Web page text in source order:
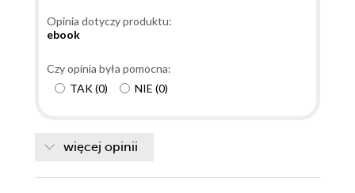
tę lekturę. Autor podawał fakty z życia niezmiennych
dość szybko zorientować się w ich życiu prywatnym.
Na szczęście śledztwa zostały otwarte i zamknięte w
ciekawą historię, w której jednym z wątków jest
społeczności Hindusów. Tam wszystko musi być
Opinia dotyczy produktu:
ebook
Czy opinia była pomocna:
TAK(0) NIE (0)
więcej opinii